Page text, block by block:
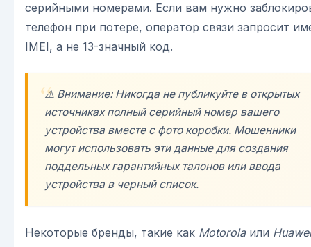
серийными номерами. Если вам нужно
телефон при потере, оператор связи запросит
IMEI, а не 13-значный код.
⚠️ Внимание: Никогда не публикуйте в открытых
источниках полный серийный номер вашего
устройства вместе с фото коробки. Мошенники
могут использовать эти данные для создания
поддельных гарантийных талонов или ввода
устройства в черный список.
Некоторые бренды, такие как Motorolaили Huawei